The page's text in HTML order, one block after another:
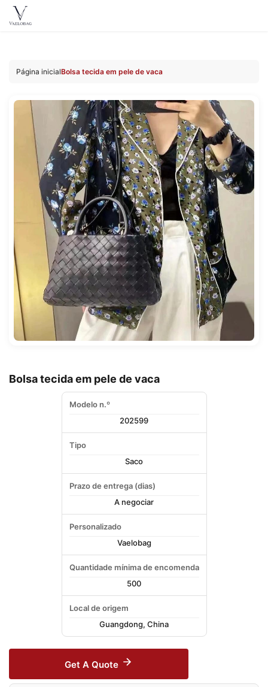
conteúdo
Vaelobag
Página inicialBolsa tecida em pele de vaca
Bolsa tecida em pele de vaca
Modelo n.º
202599
Tipo
Saco
Prazo de entrega (dias)
A negociar
Personalizado
Vaelobag
Quantidade mínima de encomenda
500
Local de origem
Guangdong, China
Get A Quote